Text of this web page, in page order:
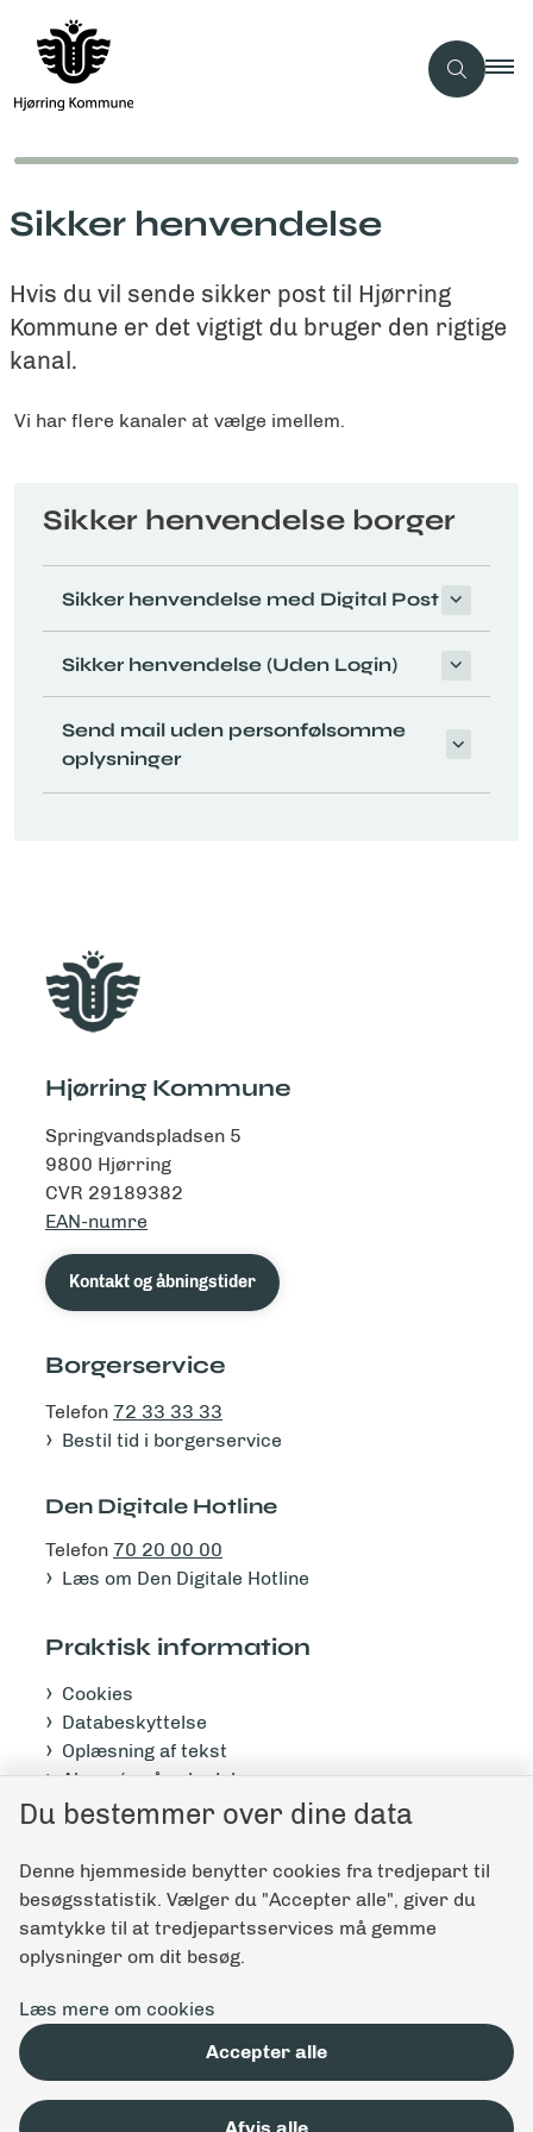
Sikker henvendelse
Hvis du vil sende sikker post til Hjørring
Kommune er det vigtigt du bruger den rigtige
kanal.
Vi har flere kanaler at vælge imellem.
Sikker henvendelse borger
Sikker henvendelse med Digital Post
Sikker henvendelse (Uden Login)
Send mail uden personfølsomme
oplysninger
Hjørring Kommune
Springvandspladsen 5
9800 Hjørring
CVR 29189382
EAN-numre
Kontakt og åbningstider
Borgerservice
Telefon 72 33 33 33
Bestil tid i borgerservice
Den Digitale Hotline
Telefon 70 20 00 00
Læs om Den Digitale Hotline
Praktisk information
Cookies
Databeskyttelse
Oplæsning af tekst
Abonnér på nyhedsbrev
Tilgængelighedserklæring
Giv feedback til denne side
Du bestemmer over dine data
Denne hjemmeside benytter cookies fra tredjepart til
besøgsstatistik. Vælger du "Accepter alle", giver du
samtykke til at tredjepartsservices må gemme
oplysninger om dit besøg.
Læs mere om cookies
Accepter alle